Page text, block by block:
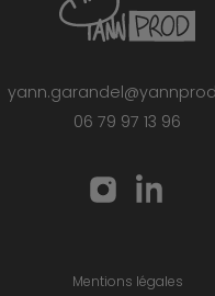
06 79 97 13 96
Mentions légales